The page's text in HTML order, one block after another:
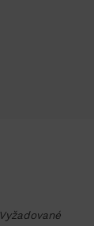
Vyžadované